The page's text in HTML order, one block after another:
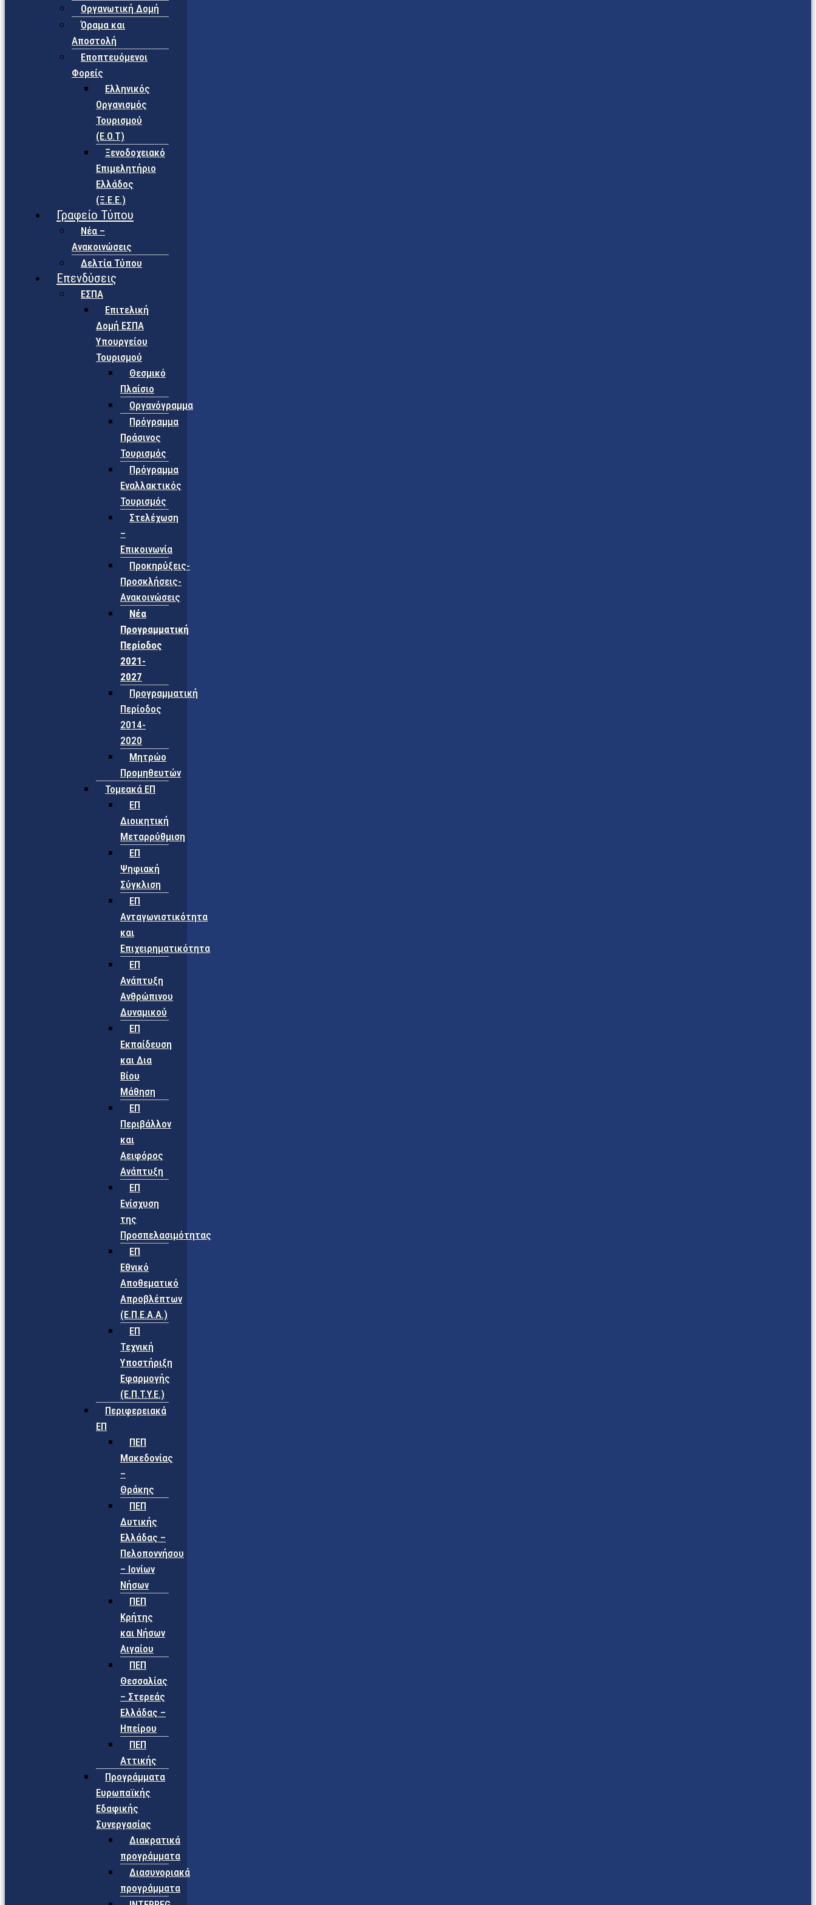
Οργανωτική Δομή
Όραμα και
Αποστολή
Εποπτευόμενοι
Φορείς
Eλληνικός
Οργανισμός
Τουρισμού
(Ε.Ο.Τ)
Ξενοδοχειακό
Επιμελητήριο
Ελλάδος
(Ξ.Ε.Ε.)
Γραφείο Τύπου
Νέα –
Ανακοινώσεις
Δελτία Τύπου
Επενδύσεις
ΕΣΠΑ
Επιτελική
Δομή ΕΣΠΑ
Υπουργείου
Τουρισμού
Θεσμικό
Πλαίσιο
Οργανόγραμμα
Πρόγραμμα
Πράσινος
Τουρισμός
Πρόγραμμα
Εναλλακτικός
Τουρισμός
Στελέχωση
–
Επικοινωνία
Προκηρύξεις-
Προσκλήσεις-
Ανακοινώσεις
Νέα
Προγραμματική
Περίοδος
2021-
2027
Προγραμματική
Περίοδος
2014-
2020
Μητρώο
Προμηθευτών
Τομεακά ΕΠ
ΕΠ
Διοικητική
Μεταρρύθμιση
ΕΠ
Ψηφιακή
Σύγκλιση
ΕΠ
Ανταγωνιστικότητα
και
Επιχειρηματικότητα
ΕΠ
Ανάπτυξη
Ανθρώπινου
Δυναμικού
ΕΠ
Εκπαίδευση
και Δια
Βίου
Μάθηση
ΕΠ
Περιβάλλον
και
Αειφόρος
Ανάπτυξη
ΕΠ
Ενίσχυση
της
Προσπελασιμότητας
ΕΠ
Εθνικό
Αποθεματικό
Απροβλέπτων
(Ε.Π.Ε.Α.Α.)
ΕΠ
Τεχνική
Υποστήριξη
Εφαρμογής
(Ε.Π.Τ.Υ.Ε.)
Περιφερειακά
ΕΠ
ΠΕΠ
Μακεδονίας
–
Θράκης
ΠΕΠ
Δυτικής
Ελλάδας –
Πελοποννήσου
– Ιονίων
Νήσων
ΠΕΠ
Κρήτης
και Νήσων
Αιγαίου
ΠΕΠ
Θεσσαλίας
– Στερεάς
Ελλάδας –
Ηπείρου
ΠΕΠ
Αττικής
Προγράμματα
Ευρωπαϊκής
Εδαφικής
Συνεργασίας
Διακρατικά
προγράμματα
Διασυνοριακά
προγράμματα